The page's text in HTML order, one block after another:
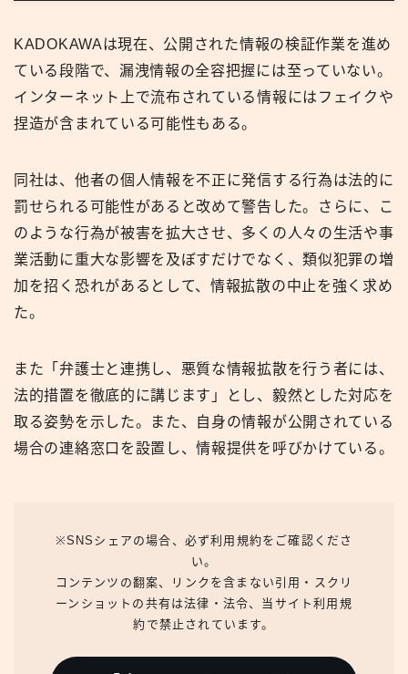
KADOKAWAは現在、公開された情報の検証作業を進め
ている段階で、漏洩情報の全容把握には至っていない。
インターネット上で流布されている情報にはフェイクや
捏造が含まれている可能性もある。
同社は、他者の個人情報を不正に発信する行為は法的に
罰せられる可能性があると改めて警告した。さらに、こ
のような行為が被害を拡大させ、多くの人々の生活や事
業活動に重大な影響を及ぼすだけでなく、類似犯罪の増
加を招く恐れがあるとして、情報拡散の中止を強く求め
た。
また「弁護士と連携し、悪質な情報拡散を行う者には、
法的措置を徹底的に講じます」とし、毅然とした対応を
取る姿勢を示した。また、自身の情報が公開されている
場合の連絡窓口を設置し、情報提供を呼びかけている。
※SNSシェアの場合、必ず利用規約をご確認くださ
い。
コンテンツの翻案、リンクを含まない引用・スクリ
ーンショットの共有は法律・法令、当サイト利用規
約で禁止されています。